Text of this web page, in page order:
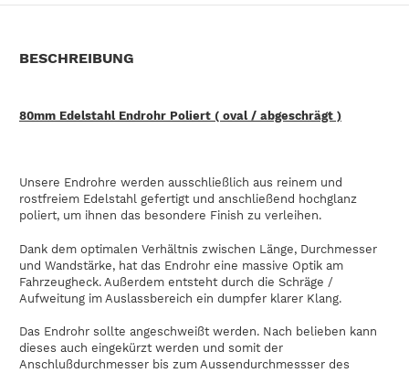
BESCHREIBUNG
80mm Edelstahl Endrohr Poliert ( oval / abgeschrägt )
Unsere Endrohre werden ausschließlich aus reinem und
rostfreiem Edelstahl gefertigt und anschließend hochglanz
poliert, um ihnen das besondere Finish zu verleihen.
Dank dem optimalen Verhältnis zwischen Länge, Durchmesser
und Wandstärke, hat das Endrohr eine massive Optik am
Fahrzeugheck. Außerdem entsteht durch die Schräge /
Aufweitung im Auslassbereich ein dumpfer klarer Klang.
Das Endrohr sollte angeschweißt werden. Nach belieben kann
dieses auch eingekürzt werden und somit der
Anschlußdurchmesser bis zum Aussendurchmessser des